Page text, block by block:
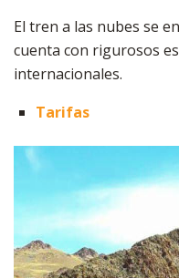
El tren a las nubes se
cuenta con rigurosos
internacionales.
Tarifas